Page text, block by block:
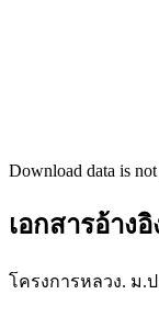
Download data is
เอกสารอ้างอิ
โครงการหลวง. ม.